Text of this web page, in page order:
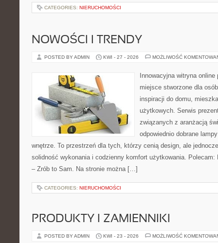
CATEGORIES: NIERUCHOMOŚCI
NOWOŚCI I TRENDY
POSTED BY ADMIN KWI - 27 - 2026 MOŻLIWOŚĆ
Innowacyjna witryna
miejsce stworzone dla
inspiracji do domu,
użytkowych. Serwis
związanych z aranżacją
odpowiednio dobrane
wnętrze. To przestrzeń dla tych, którzy cenią design, ale
solidność wykonania i codzienny komfort użytkowania. Polecam:
– Zrób to Sam. Na stronie można […]
CATEGORIES: NIERUCHOMOŚCI
PRODUKTY I ZAMIENNIKI
POSTED BY ADMIN KWI - 23 - 2026 MOŻLIWOŚĆ